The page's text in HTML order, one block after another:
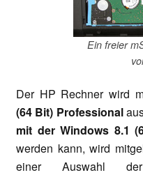
Ein freier
Der HP Rechner wird
(64 Bit) Professional
mit der Windows 8.1
werden kann, wird
einer Auswahl der